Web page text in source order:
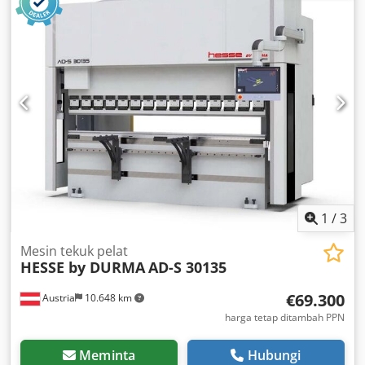
untuk kinerja yang tangguh. Manfaatkan kesempatan
untuk membeli Durma AD-S 30135 ini. Hubungi kami untuk
informasi lebih lanjut. Chsdpfx Aneyaincemja Peralatan
tambahan • Set alat tambahan: Tersedia terpisah
Keunggulan mesin Keunggulan teknis mesin • Sumbu CNC
yang dikendalikan: y1, y2, x, r (press brake 3 sumbu) /
Sumbu yang dikendalikan manual: z1, z2 • Panjang
tekukan: 3050 mm / Kapasitas tekan: 135 t
1 /3
Austria 10.648 km
Mesin tekuk pelat
HESSE by DURMAAD-S 30135
€69.300
harga tetap ditambah PPN
Meminta Hubungi